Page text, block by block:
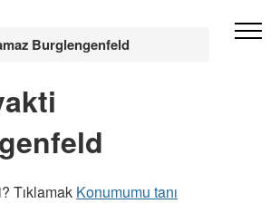
Burglengenfeld
Tıklamak Konumumu tanı